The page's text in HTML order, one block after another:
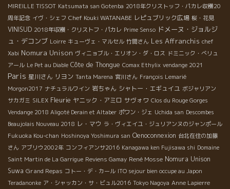
MIREILLE TISSOT Katsumata san Gotenba 2018年クリストッフ・パカレ収穫20
周年記念 イヴ・シェフ Chef Kouki WATANABE レピュブリック広場 桜・花見
VINISUD 2018年収穫・クリストフ・パカレ Prime Senso ドメーヌ・ジョルジ
ュ・デコンブ Loirre キューヴェ・マルセル 竹間さん Les Affranchis chef
Xabi Nomura Unison ヴィニョブル・エリオン・ダ・ロス ドミニック・べリュ
アール Le Pet au Diable Côte de Thongue Comax Ethylix vendange 2021
Paris 星川さん リヨン Tanta Marena 宮川さん François Lemarié
Morgon2017 ナチュラルワイン 岩ちゃん シャトー・エギュイユ ボジャリアン
サカガミ SILEX Fleurie ヤニック・アミロ サヴォワ Clos du Rouge Gorges
Vendange 2018 Aligoté Derain et Altaber ポワン・ジェ Uchida san Descombes
Beaujolais Nouveau 2018 レ・マウ ラ・ヴィエイユ・ジュリアンヌのジャンポール
Fukuoka Kou-chan Hoshinoya Yoshimura san Oenoconnexion 台北在住の加藤
さん アブリウ2002年 コンフィアンサ2016 Kanagawa ken Fujisawa shi Domaine
Saint Martin de La Garrigue Reviens Gamay René Mosse Nomura Unison
Suwa Grand Repas コトー・デ・カール ITO sejour bien occupe au Japon
Teradanonke ア・シャッカン・サ・ビュル2016 Tokyo Nagoya Anne Lapierre